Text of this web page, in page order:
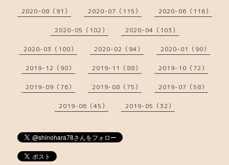
2020-08（91） 2020-07（115） 2020-06（116）
2020-05（102） 2020-04（103）
2020-03（100） 2020-02（94） 2020-01（90）
2019-12（90） 2019-11（88） 2019-10（72）
2019-09（76） 2019-08（75） 2019-07（58）
2019-06（45） 2019-05（32）